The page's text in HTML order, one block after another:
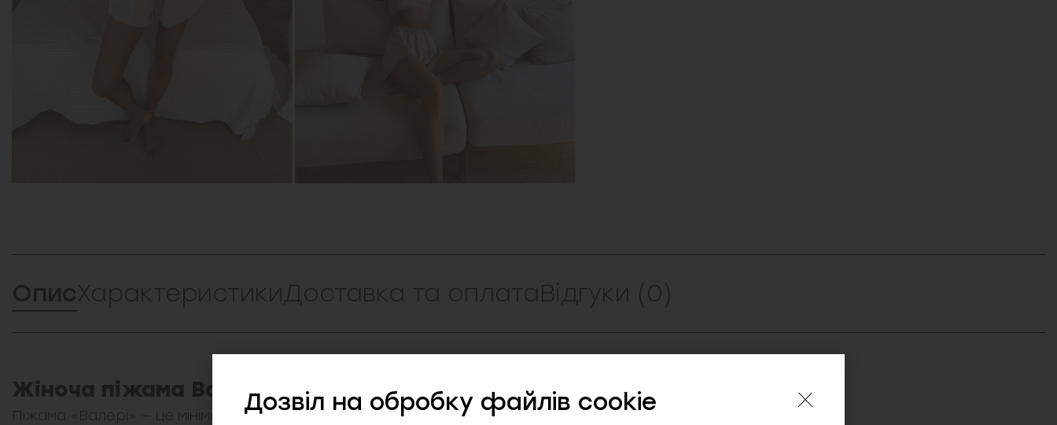
ОписХарактеристикиДоставка та оплатаВідгуки (0)
Жіноча піжама Валері з шортами
Піжама «Валері» — це мінімалістичне поєднання стилю та комфорту, створене для сучасної
Дозвіл на обробку файлів cookie